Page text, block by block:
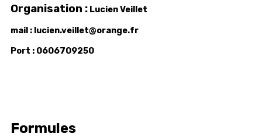
Organisation : Lucien Veillet
mail : lucien.veillet@orange.fr
Port : 0606709250
Formules